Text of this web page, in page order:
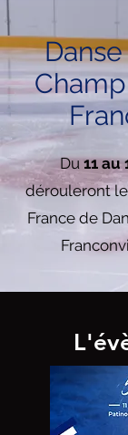
Du11 au
dérouleront
France de